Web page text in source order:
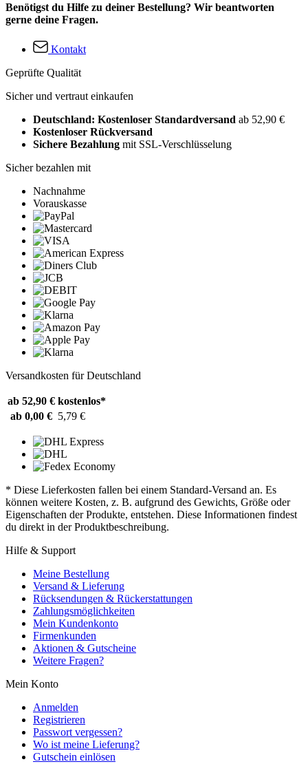
Benötigst du Hilfe zu deiner Bestellung? Wir beantworten
gerne deine Fragen.
Kontakt
Geprüfte Qualität
Sicher und vertraut einkaufen
Deutschland: Kostenloser Standardversand ab 52,90 €
Kostenloser Rückversand
Sichere Bezahlung mit SSL-Verschlüsselung
Sicher bezahlen mit
Nachnahme
Vorauskasse
Versandkosten für Deutschland
ab 52,90 € kostenlos*
ab 0,00 € 5,79 €
* Diese Lieferkosten fallen bei einem Standard-Versand an. Es
können weitere Kosten, z. B. aufgrund des Gewichts, Größe oder
Eigenschaften der Produkte, entstehen. Diese Informationen findest
du direkt in der Produktbeschreibung.
Hilfe & Support
Meine Bestellung
Versand & Lieferung
Rücksendungen & Rückerstattungen
Zahlungsmöglichkeiten
Mein Kundenkonto
Firmenkunden
Aktionen & Gutscheine
Weitere Fragen?
Mein Konto
Anmelden
Registrieren
Passwort vergessen?
Wo ist meine Lieferung?
Gutschein einlösen